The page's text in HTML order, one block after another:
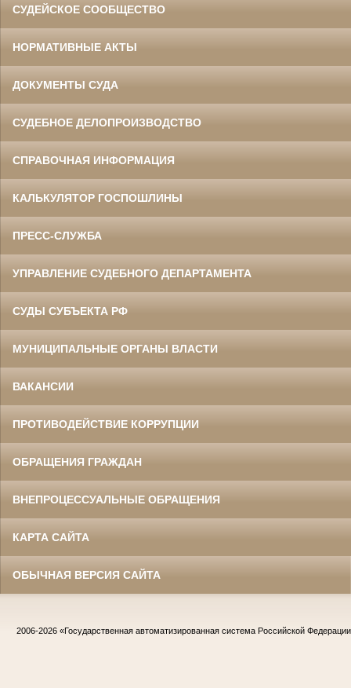
СУДЕЙСКОЕ СООБЩЕСТВО
НОРМАТИВНЫЕ АКТЫ
ДОКУМЕНТЫ СУДА
СУДЕБНОЕ ДЕЛОПРОИЗВОДСТВО
СПРАВОЧНАЯ ИНФОРМАЦИЯ
КАЛЬКУЛЯТОР ГОСПОШЛИНЫ
ПРЕСС-СЛУЖБА
УПРАВЛЕНИЕ СУДЕБНОГО ДЕПАРТАМЕНТА
СУДЫ СУБЪЕКТА РФ
МУНИЦИПАЛЬНЫЕ ОРГАНЫ ВЛАСТИ
ВАКАНСИИ
ПРОТИВОДЕЙСТВИЕ КОРРУПЦИИ
ОБРАЩЕНИЯ ГРАЖДАН
ВНЕПРОЦЕССУАЛЬНЫЕ ОБРАЩЕНИЯ
КАРТА САЙТА
ОБЫЧНАЯ ВЕРСИЯ САЙТА
2006-2026 «Государственная автоматизированная система Российской